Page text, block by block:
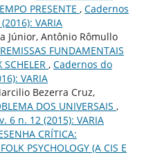
PRESENTE , Cadernos
VARIA
Júnior, Antônio Rômullo
FUNDAMENTAIS
, Cadernos do
VARIA
Bezerra Cruz,
DOS UNIVERSAIS ,
6 n. 12 (2015): VARIA
CRÍTICA:
PSYCHOLOGY (A CIS E